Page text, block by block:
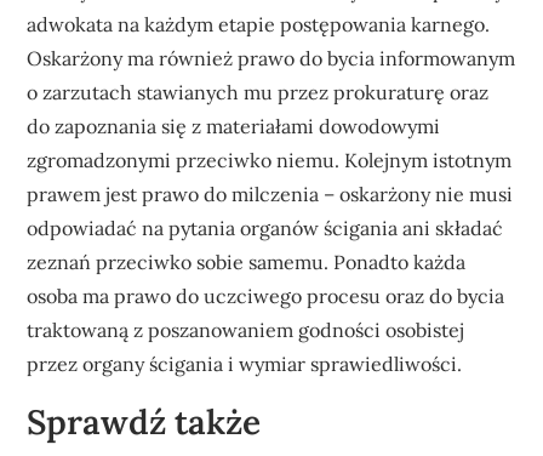
adwokata na każdym etapie postępowania karnego.
Oskarżony ma również prawo do bycia informowanym
o zarzutach stawianych mu przez prokuraturę oraz
do zapoznania się z materiałami dowodowymi
zgromadzonymi przeciwko niemu. Kolejnym istotnym
prawem jest prawo do milczenia – oskarżony nie musi
odpowiadać na pytania organów ścigania ani składać
zeznań przeciwko sobie samemu. Ponadto każda
osoba ma prawo do uczciwego procesu oraz do bycia
traktowaną z poszanowaniem godności osobistej
przez organy ścigania i wymiar sprawiedliwości.
Sprawdź także